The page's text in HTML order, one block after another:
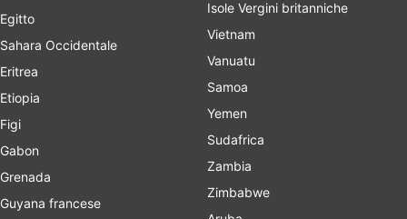
Egitto
Sahara Occidentale
Eritrea
Etiopia
Figi
Gabon
Grenada
Guyana francese
Isole Vergini britanniche
Vietnam
Vanuatu
Samoa
Yemen
Sudafrica
Zambia
Zimbabwe